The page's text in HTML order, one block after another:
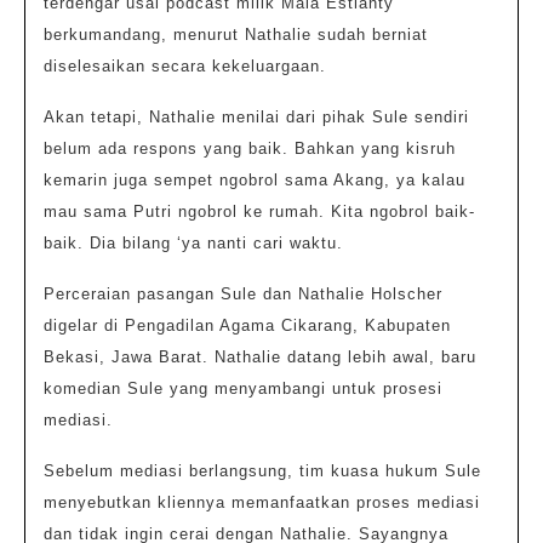
berkumandang, menurut Nathalie sudah berniat
diselesaikan secara kekeluargaan.
Akan tetapi, Nathalie menilai dari pihak Sule sendiri
belum ada respons yang baik. Bahkan yang kisruh
kemarin juga sempet ngobrol sama Akang, ya kalau
mau sama Putri ngobrol ke rumah. Kita ngobrol baik-
baik. Dia bilang ‘ya nanti cari waktu.
Perceraian pasangan Sule dan Nathalie Holscher
digelar di Pengadilan Agama Cikarang, Kabupaten
Bekasi, Jawa Barat. Nathalie datang lebih awal, baru
komedian Sule yang menyambangi untuk prosesi
mediasi.
Sebelum mediasi berlangsung, tim kuasa hukum Sule
menyebutkan kliennya memanfaatkan proses mediasi
dan tidak ingin cerai dengan Nathalie. Sayangnya